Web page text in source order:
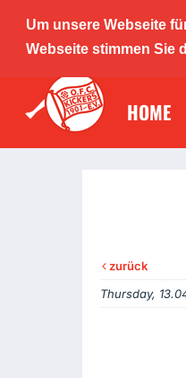
Um unsere Webseite
Webseite stimmen Sie
HOME
zurück
Thursday,